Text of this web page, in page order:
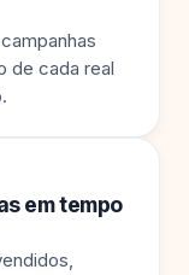
de cada real
em tempo